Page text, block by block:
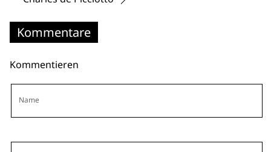
Kommentare
Kommentieren
Name